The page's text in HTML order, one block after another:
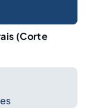
(Corte